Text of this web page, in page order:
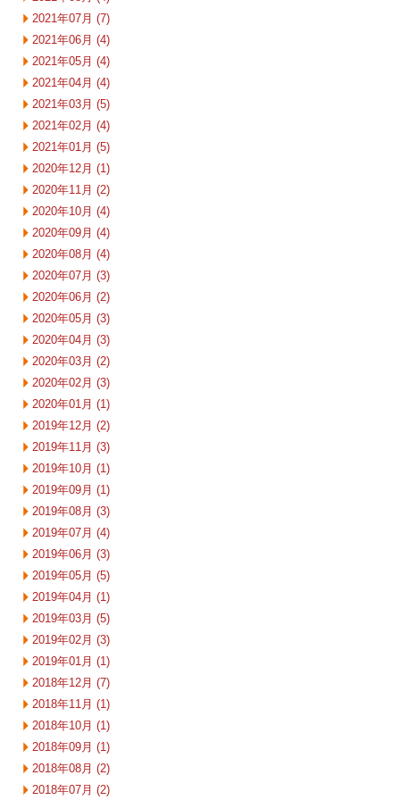
2021年07月 (7)
2021年06月 (4)
2021年05月 (4)
2021年04月 (4)
2021年03月 (5)
2021年02月 (4)
2021年01月 (5)
2020年12月 (1)
2020年11月 (2)
2020年10月 (4)
2020年09月 (4)
2020年08月 (4)
2020年07月 (3)
2020年06月 (2)
2020年05月 (3)
2020年04月 (3)
2020年03月 (2)
2020年02月 (3)
2020年01月 (1)
2019年12月 (2)
2019年11月 (3)
2019年10月 (1)
2019年09月 (1)
2019年08月 (3)
2019年07月 (4)
2019年06月 (3)
2019年05月 (5)
2019年04月 (1)
2019年03月 (5)
2019年02月 (3)
2019年01月 (1)
2018年12月 (7)
2018年11月 (1)
2018年10月 (1)
2018年09月 (1)
2018年08月 (2)
2018年07月 (2)